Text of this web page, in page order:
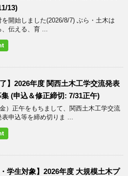
13)
を開始しました(2026/8/7) ぶら・土木は
、伝える、育 ...
了】2026年度 関西土木工学交流発表
(申込＆修正締切: 7/31正午)
）正午をもちまして、関西土木工学交流
申込等を締め切りま ...
・学生対象】2026年度 大規模土木プ